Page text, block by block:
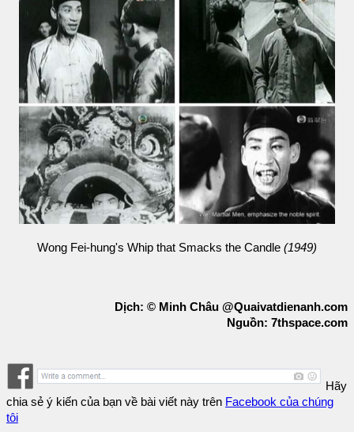
Wong Fei-hung's Whip that Smacks the Candle (1949)
Dịch: © Minh Châu @Quaivatdienanh.com
Nguồn: 7thspace.com
Hãy
chia sẻ ý kiến của bạn về bài viết này trên Facebook của chúng
tôi